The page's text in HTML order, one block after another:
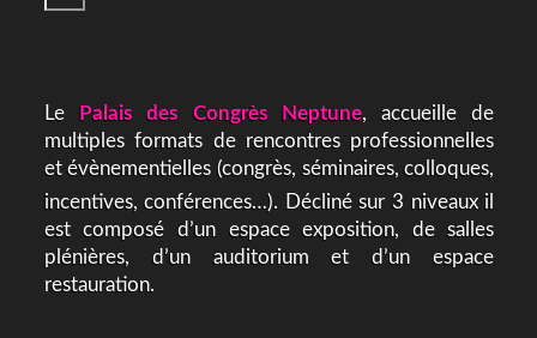
Le Palais des Congrès Neptune, accueille de
multiples formats de rencontres professionnelles
et évènementielles (congrès, séminaires, colloques,
incentives, conférences…). Décliné sur 3 niveauxil
est composé d’un espace exposition, de salles
plénières, d’un auditorium et d’un espace
restauration.